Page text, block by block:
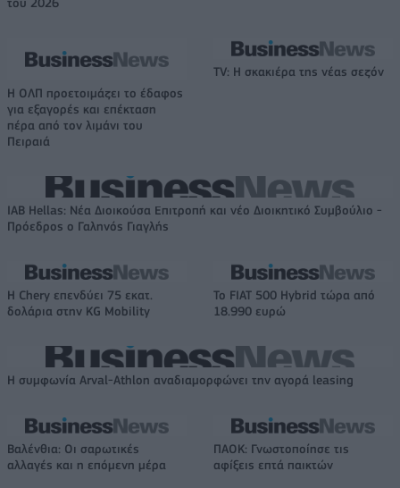
H ΟΛΠ προετοιμάζει το έδαφος
για εξαγορές και επέκταση
πέρα από τον λιμάνι του
Πειραιά
TV: Η σκακιέρα της νέας σεζόν
IAB Hellas: Νέα Διοικούσα Επιτροπή και νέο Διοικητικό Συμβούλιο -
Πρόεδρος ο Γαληνός Γιαγλής
Η Chery επενδύει 75 εκατ.
δολάρια στην KG Mobility
Το FIAT 500 Hybrid τώρα από
18.990 ευρώ
Η συμφωνία Arval-Athlon αναδιαμορφώνει την αγορά leasing
Βαλένθια: Οι σαρωτικές
αλλαγές και η επόμενη μέρα
ΠΑΟΚ: Γνωστοποίησε τις
αφίξεις επτά παικτών